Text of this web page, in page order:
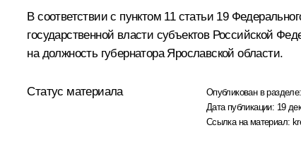
В соответствии с пунктом 11 статьи 19
государственной власти субъектов Российской
на должность губернатора Ярославской области.
Статус материала Опубликован в разделе:
Дата публикации: 19
Ссылка на материал: